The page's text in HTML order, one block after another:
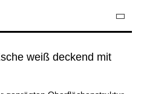
weiß deckend mit